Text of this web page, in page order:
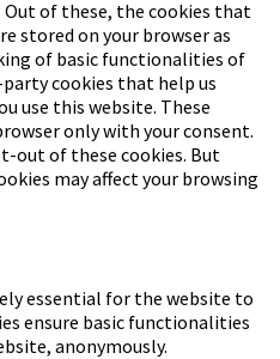
of these, the cookies that
stored on your browser as
of basic functionalities of
cookies that help us
use this website. These
only with your consent.
out of these cookies. But
may affect your browsing
essential for the website to
ensure basic functionalities
anonymously.